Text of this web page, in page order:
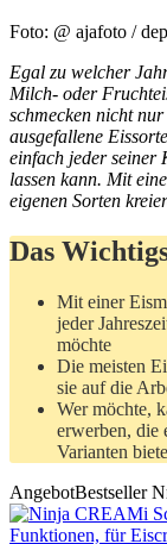
Foto: @ ajafoto /
Egal zu welcher
Milch- oder
schmecken nicht
ausgefallene
einfach jeder seiner
lassen kann. Mit
eigenen Sorten
Das
Mit einer
jeder
möchte
Die meisten
sie auf die
Wer möchte,
erwerben, die
Varianten
AngebotBestseller